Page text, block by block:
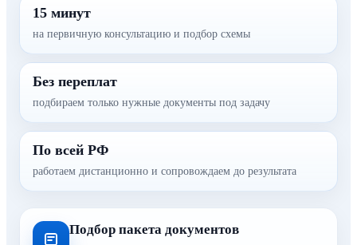
15 минут
на первичную консультацию и подбор схемы
Без переплат
подбираем только нужные документы под задачу
По всей РФ
работаем дистанционно и сопровождаем до результата
Подбор пакета документов